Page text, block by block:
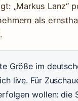
„Markus Lanz“
als
Größe im
live. Für
wollen: die